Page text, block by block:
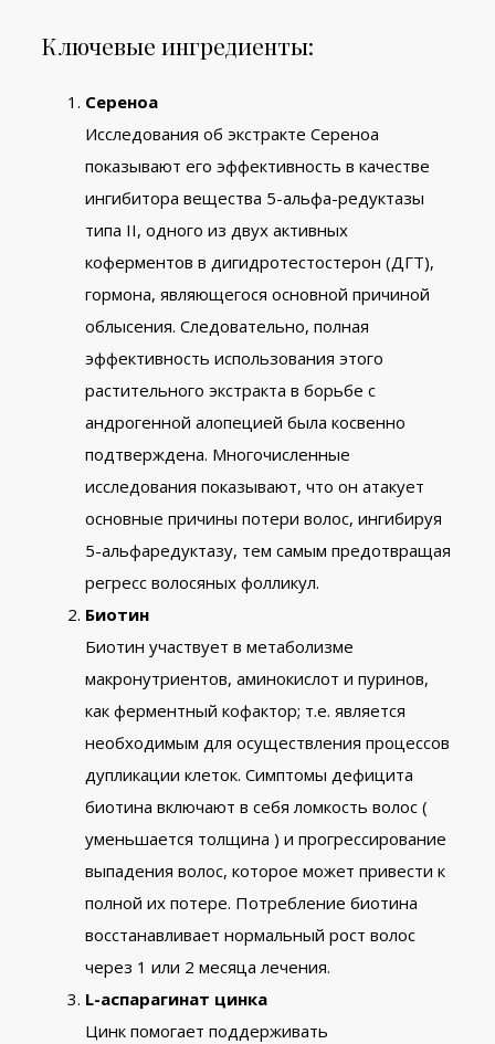
Ключевые ингредиенты:
Сереноа
Исследования об экстракте Сереноа
показывают его эффективность в качестве
ингибитора вещества 5-альфа-редуктазы
типа II, одного из двух активных
коферментов в дигидротестостерон (ДГТ),
гормона, являющегося основной причиной
облысения. Следовательно, полная
эффективность использования этого
растительного экстракта в борьбе с
андрогенной алопецией была косвенно
подтверждена. Многочисленные
исследования показывают, что он атакует
основные причины потери волос, ингибируя
5-альфаредуктазу, тем самым предотвращая
регресс волосяных фолликул.
Биотин
Биотин участвует в метаболизме
макронутриентов, аминокислот и пуринов,
как ферментный кофактор; т.е. является
необходимым для осуществления процессов
дупликации клеток. Симптомы дефицита
биотина включают в себя ломкость волос (
уменьшается толщина ) и прогрессирование
выпадения волос, которое может привести к
полной их потере. Потребление биотина
восстанавливает нормальный рост волос
через 1 или 2 месяца лечения.
L-аспарагинат цинка
Цинк помогает поддерживать